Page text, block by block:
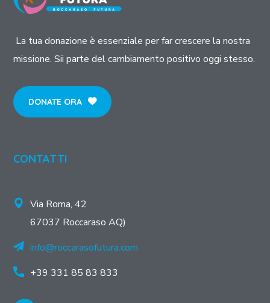
La tua donazione è essenziale per far crescere la nostra
missione. Sii parte del cambiamento positivo oggi stesso.
DONATE ORA
CONTATTI
Via Roma, 42
67037 Roccaraso AQ)
info@roccarasofutura.com
+39 331 85 83 833